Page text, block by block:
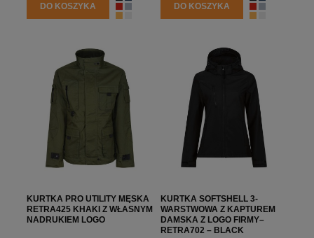
DO KOSZYKA DO KOSZYKA
KURTKA PRO UTILITY MĘSKA
RETRA425 KHAKI Z WŁASNYM
NADRUKIEM LOGO
KURTKA SOFTSHELL 3-
WARSTWOWA Z KAPTUREM
DAMSKA Z LOGO FIRMY–
RETRA702 – BLACK